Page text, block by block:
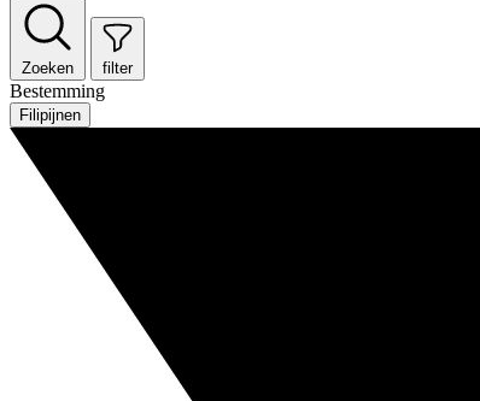
Zoeken filter
Bestemming
Filipijnen